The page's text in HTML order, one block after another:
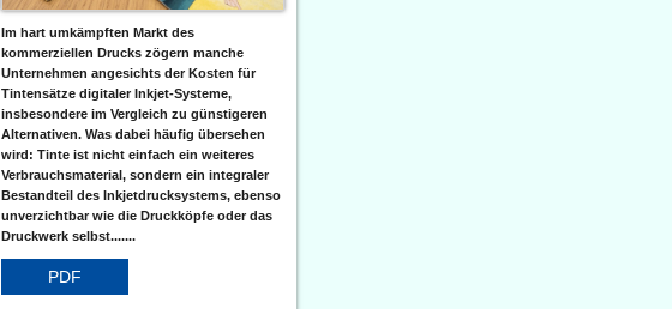
Im hart umkämpften Markt des
kommerziellen Drucks zögern manche
Unternehmen angesichts der Kosten für
Tintensätze digitaler Inkjet-Systeme,
insbesondere im Vergleich zu günstigeren
Alternativen. Was dabei häufig übersehen
wird: Tinte ist nicht einfach ein weiteres
Verbrauchsmaterial, sondern ein integraler
Bestandteil des Inkjetdrucksystems, ebenso
unverzichtbar wie die Druckköpfe oder das
Druckwerk selbst.......
PDF